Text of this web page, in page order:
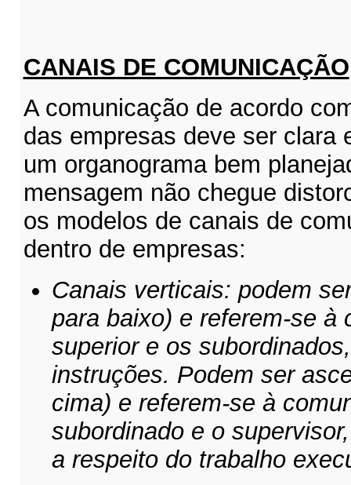
CANAIS DE COMUNICAÇÃO
A comunicação de acordo
das empresas deve ser clara
um organograma bem
mensagem não chegue
os modelos de canais de
dentro de empresas:
Canais verticais: podem
para baixo) e referem-se à
superior e os
instruções. Podem ser
cima) e referem-se à
subordinado e o
a respeito do trabalho